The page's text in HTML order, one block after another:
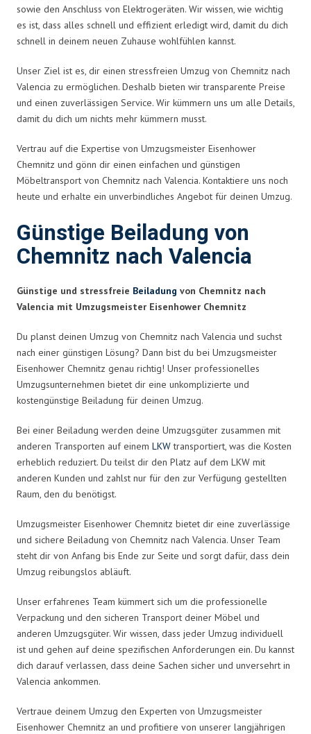
sowie den Anschluss von Elektrogeräten. Wir wissen, wie wichtig
es ist, dass alles schnell und effizient erledigt wird, damit du dich
schnell in deinem neuen Zuhause wohlfühlen kannst.
Unser Ziel ist es, dir einen stressfreien Umzug von Chemnitz nach
Valencia zu ermöglichen. Deshalb bieten wir transparente Preise
und einen zuverlässigen Service. Wir kümmern uns um alle Details,
damit du dich um nichts mehr kümmern musst.
Vertrau auf die Expertise von Umzugsmeister Eisenhower
Chemnitz und gönn dir einen einfachen und günstigen
Möbeltransport von Chemnitz nach Valencia. Kontaktiere uns noch
heute und erhalte ein unverbindliches Angebot für deinen Umzug.
Günstige Beiladung von
Chemnitz nach Valencia
Günstige und stressfreie Beiladung von Chemnitz nach
Valencia mit Umzugsmeister Eisenhower Chemnitz
Du planst deinen Umzug von Chemnitz nach Valencia und suchst
nach einer günstigen Lösung? Dann bist du bei Umzugsmeister
Eisenhower Chemnitz genau richtig! Unser professionelles
Umzugsunternehmen bietet dir eine unkomplizierte und
kostengünstige Beiladung für deinen Umzug.
Bei einer Beiladung werden deine Umzugsgüter zusammen mit
anderen Transporten auf einem LKWtransportiert, was die Kosten
erheblich reduziert. Du teilst dir den Platz auf dem LKW mit
anderen Kunden und zahlst nur für den zur Verfügung gestellten
Raum, den du benötigst.
Umzugsmeister Eisenhower Chemnitz bietet dir eine zuverlässige
und sichere Beiladung von Chemnitz nach Valencia. Unser Team
steht dir von Anfang bis Ende zur Seite und sorgt dafür, dass dein
Umzug reibungslos abläuft.
Unser erfahrenes Team kümmert sich um die professionelle
Verpackung und den sicheren Transport deiner Möbel und
anderen Umzugsgüter. Wir wissen, dass jeder Umzug individuell
ist und gehen auf deine spezifischen Anforderungen ein. Du kannst
dich darauf verlassen, dass deine Sachen sicher und unversehrt in
Valencia ankommen.
Vertraue deinem Umzug den Experten von Umzugsmeister
Eisenhower Chemnitz an und profitiere von unserer langjährigen